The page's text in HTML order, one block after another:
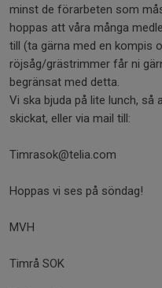
minst de förarbeten som
hoppas att våra många
till (ta gärna med en kompis
röjsåg/grästrimmer får ni
begränsat med detta.
Vi ska bjuda på lite lunch, så
skickat, eller via mail till:
Timrasok@telia.com
Hoppas vi ses på söndag!
MVH
Timrå SOK